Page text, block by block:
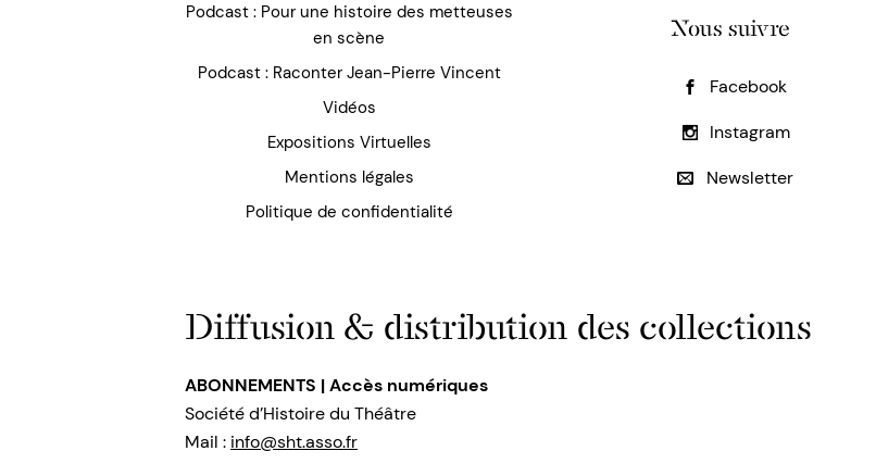
Podcast : Pour une histoire des metteuses
en scène
Podcast : Raconter Jean-Pierre Vincent
Vidéos
Expositions Virtuelles
Mentions légales
Politique de confidentialité
Nous suivre
Facebook
Instagram
Newsletter
Diffusion & distribution des collections
ABONNEMENTS | Accès numériques
Société d’Histoire du Théâtre
Mail : info@sht.asso.fr